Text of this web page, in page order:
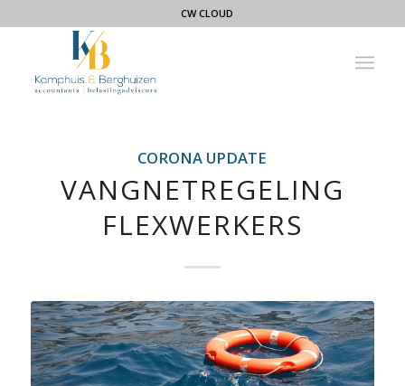
CW CLOUD
CORONA UPDATE
VANGNETREGELING
FLEXWERKERS